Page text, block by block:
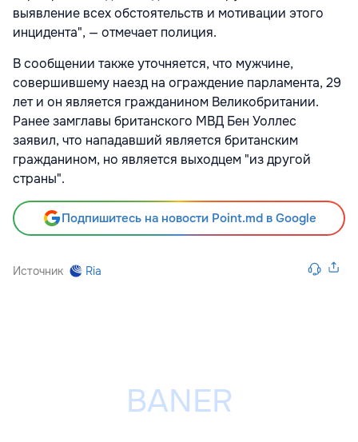
выявление всех обстоятельств и мотивации этого
инцидента", — отмечает полиция.
В сообщении также уточняется, что мужчине,
совершившему наезд на ограждение парламента, 29
лет и он является гражданином Великобритании.
Ранее замглавы британского МВД Бен Уоллес
заявил, что нападавший является британским
гражданином, но является выходцем "из другой
страны".
Подпишитесь на новости Point.md в Google
Источник Ria